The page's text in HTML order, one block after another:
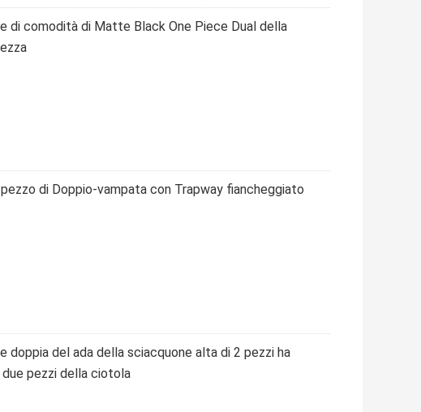
di comodità di Matte Black One Piece Dual della
di Doppio-vampata con Trapway fiancheggiato
doppia del ada della sciacquone alta di 2 pezzi ha
pezzi della ciotola